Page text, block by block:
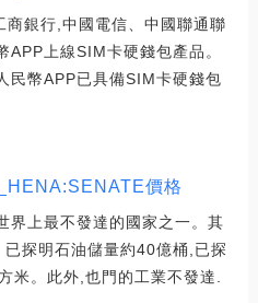
銀行,中國電信、中國聯通聯
上線SIM卡硬錢包產品。
民幣APP已具備SIM卡硬錢包
價格
界上最不發達的國家之一。其
探明石油儲量約40億桶,已探
米。此外,也門的工業不發達.